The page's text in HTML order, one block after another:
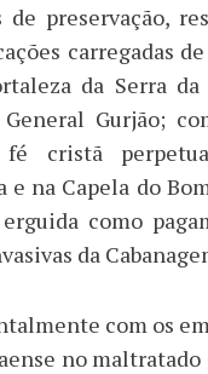
de preservação,
carregadas
da Serra
Gurjão;
fé cristã
e na Capela do
como
da
com os
no maltratado